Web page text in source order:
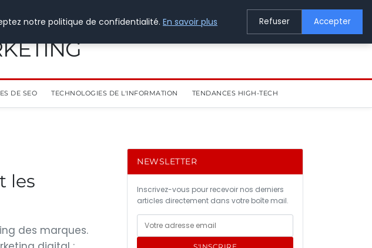
DE SEO TECHNOLOGIES DE L'INFORMATION TENDANCES HIGH-TECH
les
des marques.
NEWSLETTER
Inscrivez-vous pour recevoir nos derniers
articles directement dans votre boîte mail.
notre politique de confidentialité. En savoir plus Refuser Accepter